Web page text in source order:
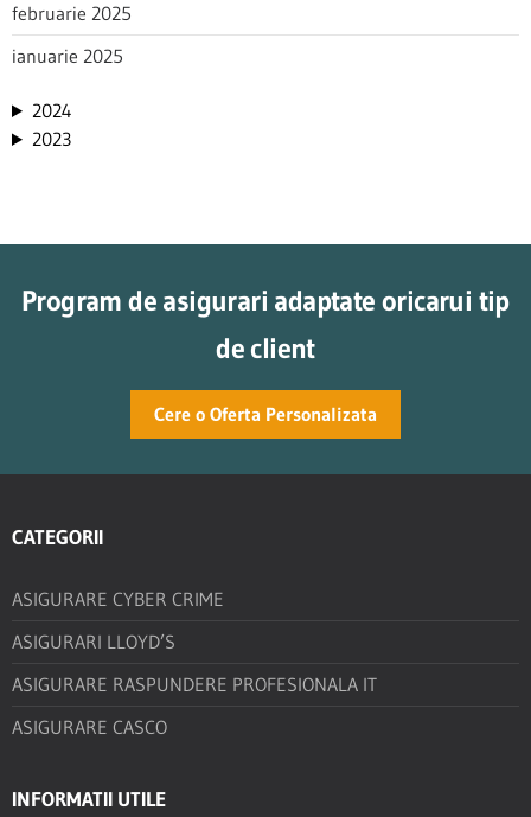
februarie 2025
ianuarie 2025
2024
2023
Program de asigurari adaptate oricarui tip
de client
Cere o Oferta Personalizata
CATEGORII
ASIGURARE CYBER CRIME
ASIGURARI LLOYD’S
ASIGURARE RASPUNDERE PROFESIONALA IT
ASIGURARE CASCO
INFORMATII UTILE